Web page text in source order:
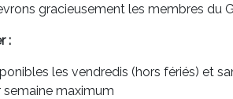
gracieusement les membres du
:
les vendredis (hors fériés) et
semaine maximum